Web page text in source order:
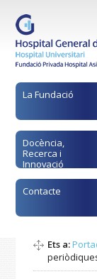
La Fundació
Docència,
Recerca i
Innovació
Contacte
Ets a: